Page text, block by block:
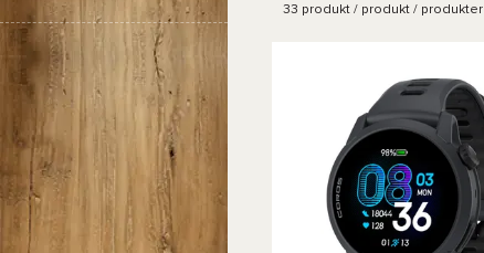
33 produkt / produkt / produkter